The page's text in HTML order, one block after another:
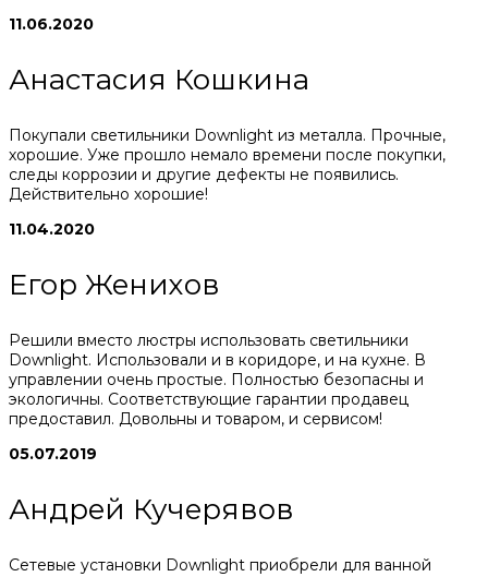
11.06.2020
Анастасия Кошкина
Покупали светильники Downlight из металла. Прочные,
хорошие. Уже прошло немало времени после покупки,
следы коррозии и другие дефекты не появились.
Действительно хорошие!
11.04.2020
Егор Женихов
Решили вместо люстры использовать светильники
Downlight. Использовали и в коридоре, и на кухне. В
управлении очень простые. Полностью безопасны и
экологичны. Соответствующие гарантии продавец
предоставил. Довольны и товаром, и сервисом!
05.07.2019
Андрей Кучерявов
Сетевые установки Downlight приобрели для ванной